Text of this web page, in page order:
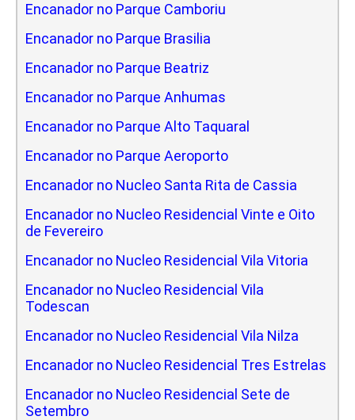
Encanador no Parque Camboriu
Encanador no Parque Brasilia
Encanador no Parque Beatriz
Encanador no Parque Anhumas
Encanador no Parque Alto Taquaral
Encanador no Parque Aeroporto
Encanador no Nucleo Santa Rita de Cassia
Encanador no Nucleo Residencial Vinte e Oito
de Fevereiro
Encanador no Nucleo Residencial Vila Vitoria
Encanador no Nucleo Residencial Vila
Todescan
Encanador no Nucleo Residencial Vila Nilza
Encanador no Nucleo Residencial Tres Estrelas
Encanador no Nucleo Residencial Sete de
Setembro